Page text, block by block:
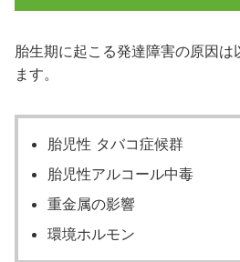
胎生期に起こる発達障害の原因は
ます。
胎児性 タバコ症候群
胎児性アルコール中毒
重金属の影響
環境ホルモン